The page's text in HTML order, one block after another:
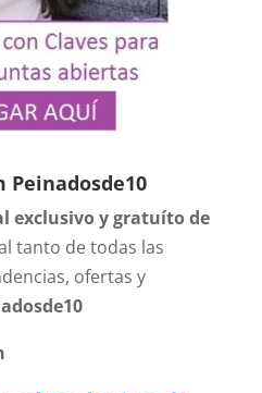
Peinadosde10
exclusivo y gratuíto de
tanto de todas las
ofertas y